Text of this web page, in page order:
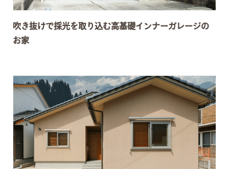
吹き抜けで採光を取り込む高基礎インナーガレージの
お家